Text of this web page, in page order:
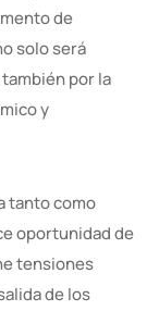
de
solo será
por la
y
tanto como
oportunidad de
tensiones
de los